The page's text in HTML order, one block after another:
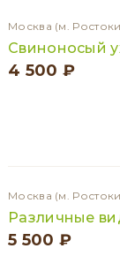
Москва (м.
Свиноносый
4 500 ₽
Москва (м.
Различные
5 500 ₽